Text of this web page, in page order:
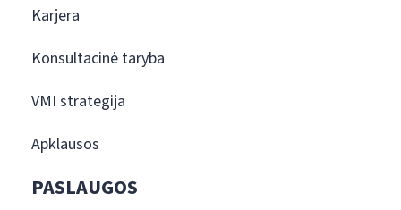
Karjera
Konsultacinė taryba
VMI strategija
Apklausos
PASLAUGOS